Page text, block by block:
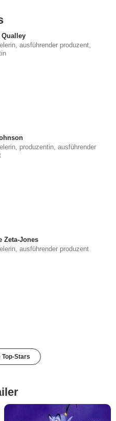
Qualley
ausführender produzent,
produzentin, ausführender
Zeta-Jones
ausführender produzent
Top-Stars